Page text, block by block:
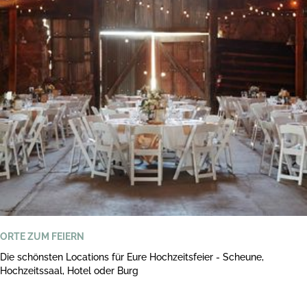
ORTE ZUM FEIERN
Die schönsten Locations für Eure Hochzeitsfeier - Scheune,
Hochzeitssaal, Hotel oder Burg